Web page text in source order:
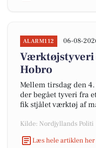
ALARM112 06-08-
Hobro
Mellem tirsdag den
der begået tyveri fra
fik stjålet værktøj af
Kilde: Nordjyllands Politi
Læs hele artiklen her